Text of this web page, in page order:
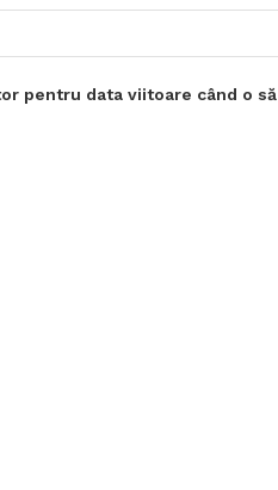
pentru data viitoare când o să